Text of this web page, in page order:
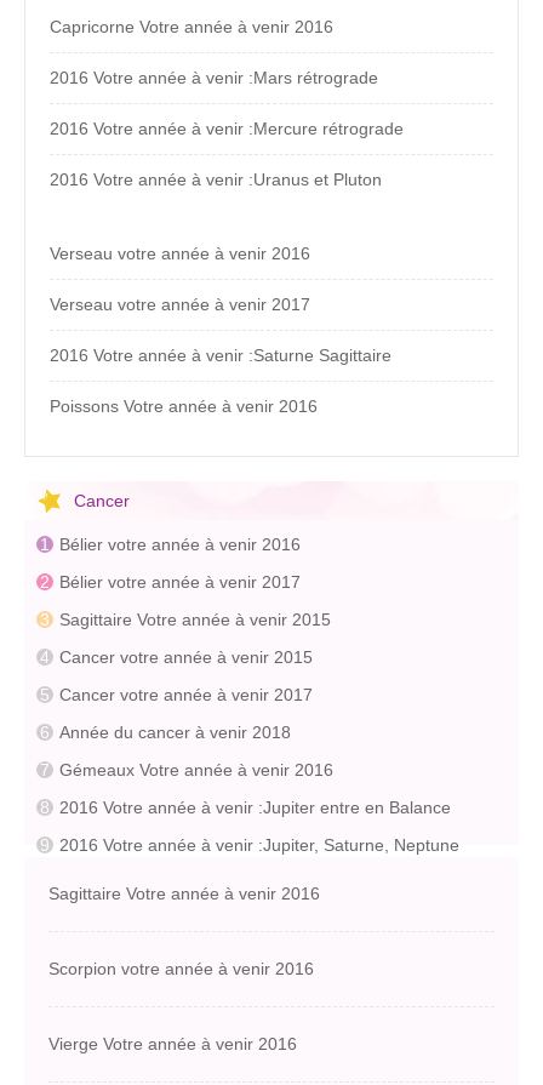
Capricorne Votre année à venir 2016
2016 Votre année à venir :Mars rétrograde
2016 Votre année à venir :Mercure rétrograde
2016 Votre année à venir :Uranus et Pluton
Verseau votre année à venir 2016
Verseau votre année à venir 2017
2016 Votre année à venir :Saturne Sagittaire
Poissons Votre année à venir 2016
Cancer
Bélier votre année à venir 2016
Bélier votre année à venir 2017
Sagittaire Votre année à venir 2015
Cancer votre année à venir 2015
Cancer votre année à venir 2017
Année du cancer à venir 2018
Gémeaux Votre année à venir 2016
2016 Votre année à venir :Jupiter entre en Balance
2016 Votre année à venir :Jupiter, Saturne, Neptune
Sagittaire Votre année à venir 2016
Scorpion votre année à venir 2016
Vierge Votre année à venir 2016